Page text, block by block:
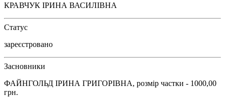
КРАВЧУК ІРИНА ВАСИЛІВНА
Статус
зареєстровано
Засновники
ФАЙНГОЛЬД ІРИНА ГРИГОРІВНА, розмір частки - 1000,00
грн.